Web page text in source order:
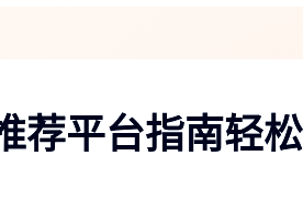
荐平台指南轻松